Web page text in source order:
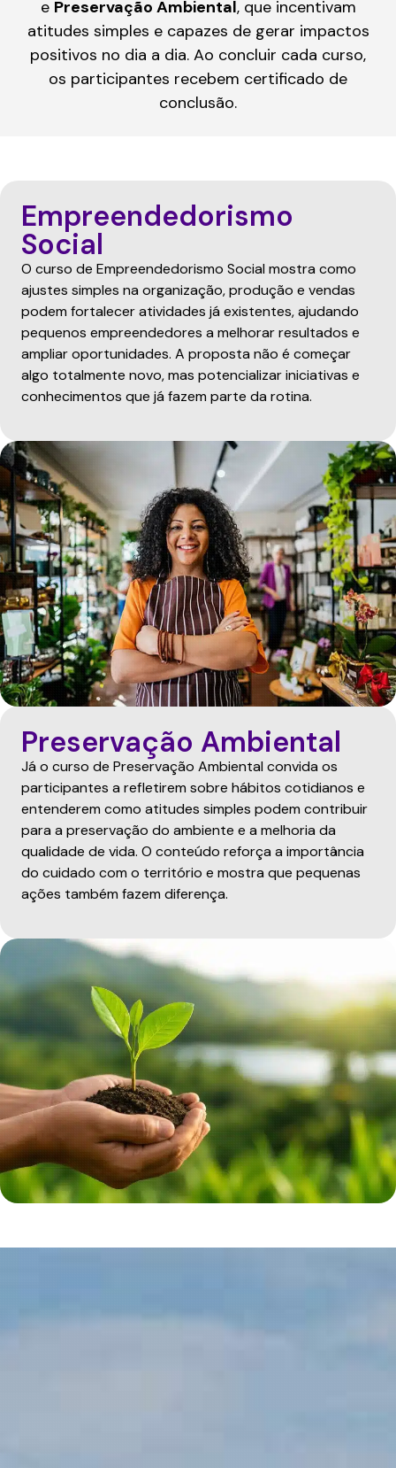
e Preservação Ambiental, que incentivam
atitudes simples e capazes de gerar impactos
positivos no dia a dia. Ao concluir cada curso,
os participantes recebem certificado de
conclusão.
Empreendedorismo
Social
O curso de Empreendedorismo Social mostra como
ajustes simples na organização, produção e vendas
podem fortalecer atividades já existentes, ajudando
pequenos empreendedores a melhorar resultados e
ampliar oportunidades. A proposta não é começar
algo totalmente novo, mas potencializar iniciativas e
conhecimentos que já fazem parte da rotina.
Preservação Ambiental
Já o curso de Preservação Ambiental convida os
participantes a refletirem sobre hábitos cotidianos e
entenderem como atitudes simples podem contribuir
para a preservação do ambiente e a melhoria da
qualidade de vida. O conteúdo reforça a importância
do cuidado com o território e mostra que pequenas
ações também fazem diferença.